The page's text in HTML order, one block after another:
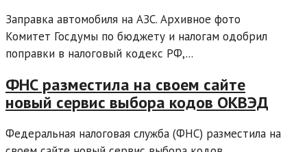
Заправка автомобиля на АЗС. Архивное фото
Комитет Госдумы по бюджету и налогам одобрил
поправки в налоговый кодекс РФ,...
ФНС разместила на своем сайте
новый сервис выбора кодов ОКВЭД
Федеральная налоговая служба (ФНС) разместила на